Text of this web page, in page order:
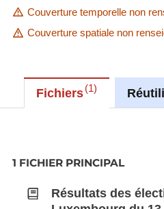
Couverture temporelle non
Couverture spatiale non
Fichiers 1
1 FICHIER PRINCIPAL
Résultats des